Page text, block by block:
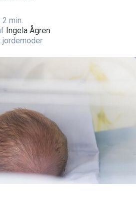
min.
Ingela Ågren